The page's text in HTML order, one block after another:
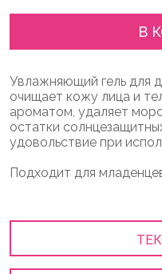
В
Увлажняющий гель для
очищает кожу лица и
ароматом, удаляет
остатки
удовольствие при
Подходит для